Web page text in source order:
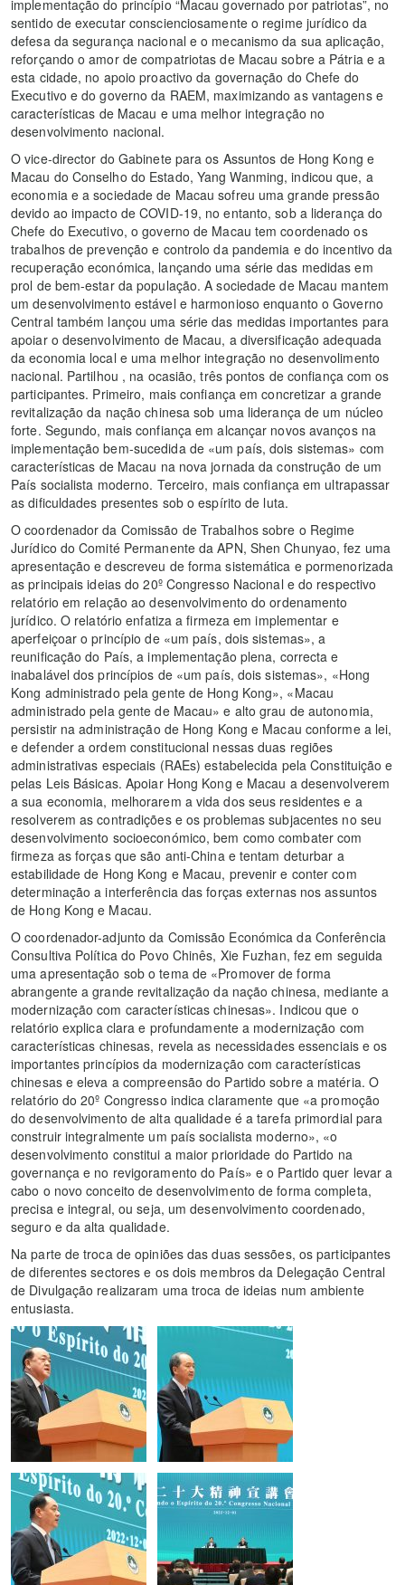
implementação do princípio “Macau governado por patriotas”, no
sentido de executar conscienciosamente o regime jurídico da
defesa da segurança nacional e o mecanismo da sua aplicação,
reforçando o amor de compatriotas de Macau sobre a Pátria e a
esta cidade, no apoio proactivo da governação do Chefe do
Executivo e do governo da RAEM, maximizando as vantagens e
características de Macau e uma melhor integração no
desenvolvimento nacional.
O vice-director do Gabinete para os Assuntos de Hong Kong e
Macau do Conselho do Estado, Yang Wanming, indicou que, a
economia e a sociedade de Macau sofreu uma grande pressão
devido ao impacto de COVID-19, no entanto, sob a liderança do
Chefe do Executivo, o governo de Macau tem coordenado os
trabalhos de prevenção e controlo da pandemia e do incentivo da
recuperação económica, lançando uma série das medidas em
prol de bem-estar da população. A sociedade de Macau mantem
um desenvolvimento estável e harmonioso enquanto o Governo
Central também lançou uma série das medidas importantes para
apoiar o desenvolvimento de Macau, a diversificação adequada
da economia local e uma melhor integração no desenvolimento
nacional. Partilhou , na ocasião, três pontos de confiança com os
participantes. Primeiro, mais confiança em concretizar a grande
revitalização da nação chinesa sob uma liderança de um núcleo
forte. Segundo, mais confiança em alcançar novos avanços na
implementação bem-sucedida de «um país, dois sistemas» com
características de Macau na nova jornada da construção de um
País socialista moderno. Terceiro, mais confiança em ultrapassar
as dificuldades presentes sob o espírito de luta.
O coordenador da Comissão de Trabalhos sobre o Regime
Jurídico do Comité Permanente da APN, Shen Chunyao, fez uma
apresentação e descreveu de forma sistemática e pormenorizada
as principais ideias do 20º Congresso Nacional e do respectivo
relatório em relação ao desenvolvimento do ordenamento
jurídico. O relatório enfatiza a firmeza em implementar e
aperfeiçoar o princípio de «um país, dois sistemas», a
reunificação do País, a implementação plena, correcta e
inabalável dos princípios de «um país, dois sistemas», «Hong
Kong administrado pela gente de Hong Kong», «Macau
administrado pela gente de Macau» e alto grau de autonomia,
persistir na administração de Hong Kong e Macau conforme a lei,
e defender a ordem constitucional nessas duas regiões
administrativas especiais (RAEs) estabelecida pela Constituição e
pelas Leis Básicas. Apoiar Hong Kong e Macau a desenvolverem
a sua economia, melhorarem a vida dos seus residentes e a
resolverem as contradições e os problemas subjacentes no seu
desenvolvimento socioeconómico, bem como combater com
firmeza as forças que são anti-China e tentam deturbar a
estabilidade de Hong Kong e Macau, prevenir e conter com
determinação a interferência das forças externas nos assuntos
de Hong Kong e Macau.
O coordenador-adjunto da Comissão Económica da Conferência
Consultiva Política do Povo Chinês, Xie Fuzhan, fez em seguida
uma apresentação sob o tema de «Promover de forma
abrangente a grande revitalização da nação chinesa, mediante a
modernização com características chinesas». Indicou que o
relatório explica clara e profundamente a modernização com
características chinesas, revela as necessidades essenciais e os
importantes princípios da modernização com características
chinesas e eleva a compreensão do Partido sobre a matéria. O
relatório do 20º Congresso indica claramente que «a promoção
do desenvolvimento de alta qualidade é a tarefa primordial para
construir integralmente um país socialista moderno», «o
desenvolvimento constitui a maior prioridade do Partido na
governança e no revigoramento do País» e o Partido quer levar a
cabo o novo conceito de desenvolvimento de forma completa,
precisa e integral, ou seja, um desenvolvimento coordenado,
seguro e da alta qualidade.
Na parte de troca de opiniões das duas sessões, os participantes
de diferentes sectores e os dois membros da Delegação Central
de Divulgação realizaram uma troca de ideias num ambiente
entusiasta.